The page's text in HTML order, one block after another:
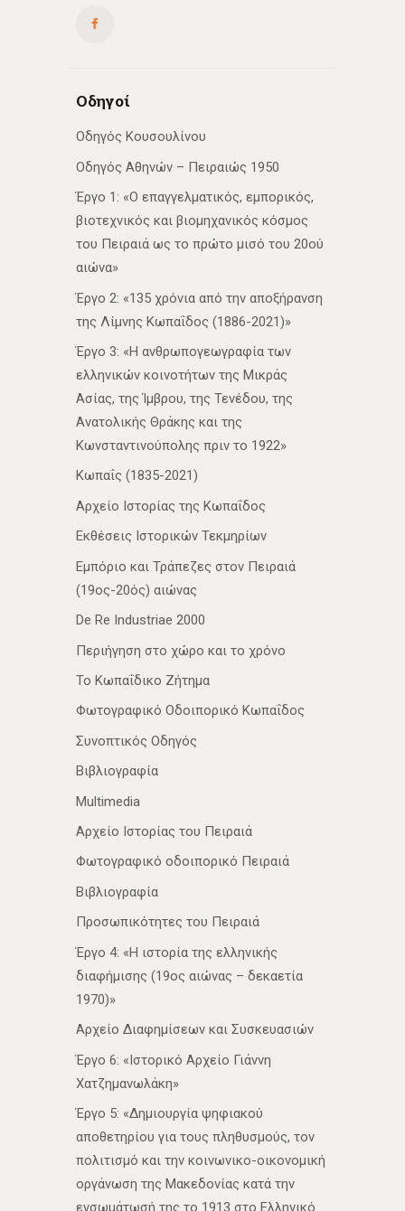
Οδηγοί
Οδηγός Κουσουλίνου
Οδηγός Αθηνών – Πειραιώς 1950
Έργο 1: «Ο επαγγελματικός, εμπορικός,
βιοτεχνικός και βιομηχανικός κόσμος
του Πειραιά ως το πρώτο μισό του 20ού
αιώνα»
Έργο 2: «135 χρόνια από την αποξήρανση
της Λίμνης Κωπαΐδος (1886-2021)»
Έργο 3: «Η ανθρωπογεωγραφία των
ελληνικών κοινοτήτων της Μικράς
Ασίας, της Ίμβρου, της Τενέδου, της
Ανατολικής Θράκης και της
Κωνσταντινούπολης πριν το 1922»
Κωπαΐς (1835-2021)
Αρχείο Ιστορίας της Κωπαΐδος
Εκθέσεις Ιστορικών Τεκμηρίων
Εμπόριο και Τράπεζες στον Πειραιά
(19ος-20ός) αιώνας
De Re Industriae 2000
Περιήγηση στο χώρο και το χρόνο
Το Κωπαΐδικο Ζήτημα
Φωτογραφικό Οδοιπορικό Κωπαΐδος
Συνοπτικός Οδηγός
Βιβλιογραφία
Multimedia
Αρχείο Ιστορίας του Πειραιά
Φωτογραφικό οδοιπορικό Πειραιά
Βιβλιογραφία
Προσωπικότητες του Πειραιά
Έργο 4: «Η ιστορία της ελληνικής
διαφήμισης (19ος αιώνας – δεκαετία
1970)»
Αρχείο Διαφημίσεων και Συσκευασιών
Έργο 6: «Ιστορικό Αρχείο Γιάννη
Χατζημανωλάκη»
Έργο 5: «Δημιουργία ψηφιακού
αποθετηρίου για τους πληθυσμούς, τον
πολιτισμό και την κοινωνικο-οικονομική
οργάνωση της Μακεδονίας κατά την
ενσωμάτωσή της το 1913 στο Ελληνικό